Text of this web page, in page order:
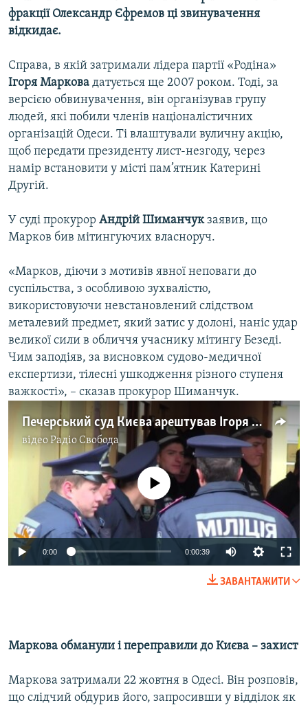
Усі сайти RFE/RL
фракції Олександр Єфремов ці звинувачення
відкидає.
Справа, в якій затримали лідера партії «Родіна»
Ігоря Маркова датується ще 2007 роком. Тоді, за
версією обвинувачення, він організував групу
людей, які побили членів націоналістичних
організацій Одеси. Ті влаштували вуличну акцію,
щоб передати президенту лист-незгоду, через
намір встановити у місті пам’ятник Катерині
Другій.
У суді прокурор Андрій Шиманчукзаявив, що
Марков бив мітингуючих власноруч.
«Марков, діючи з мотивів явної неповаги до
суспільства, з особливою зухвалістю,
використовуючи невстановлений слідством
металевий предмет, який затис у долоні, наніс удар
великої сили в обличчя учаснику мітингу Безеді.
Чим заподіяв, за висновком судово-медичної
експертизи, тілесні ушкодження різного ступеня
важкості», – сказав прокурор Шиманчук.
Печерський суд Києва арештував Ігоря Маркова
відеоРадіо Свобода
No media source currently available
0:00 0:00:39
ЗАВАНТАЖИТИ
Маркова обманули і переправили до Києва – захист
Маркова затримали 22 жовтня в Одесі. Він розповів,
що слідчий обдурив його, запросивши у відділок як